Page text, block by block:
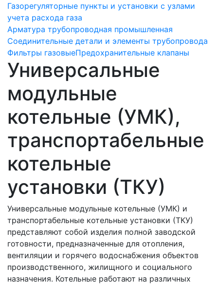
Газорегуляторные пункты и установки с узлами
учета расхода газа
Арматура трубопроводная промышленная
Соединительные детали и элементы трубопровода
Фильтры газовыеПредохранительные клапаны
Универсальные
модульные
котельные (УМК),
транспортабельные
котельные
установки (ТКУ)
Универсальные модульные котельные (УМК) и
транспортабельные котельные установки (ТКУ)
представляют собой изделия полной заводской
готовности, предназначенные для отопления,
вентиляции и горячего водоснабжения объектов
производственного, жилищного и социального
назначения. Котельные работают на различных